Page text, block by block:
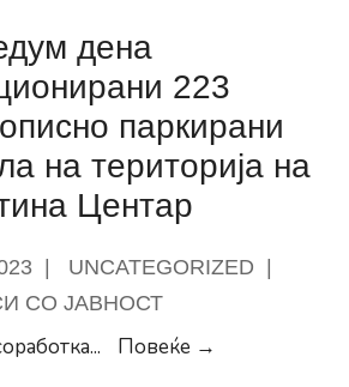
Роми
градинките
ја
и
дена
223
паркирани
на територија на
Центар
UNCATEGORIZED
СО ЈАВНОСТ
... Повеќе →